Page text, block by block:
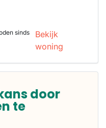
sinds
Bekijk
woning
door
te